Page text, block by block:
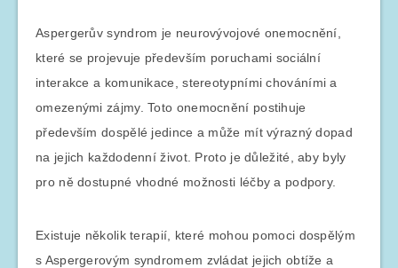
Aspergerův syndrom je neurovývojové onemocnění,
které se projevuje především poruchami sociální
interakce a komunikace, stereotypními chováními a
omezenými zájmy. Toto onemocnění postihuje
především dospělé jedince a může mít výrazný dopad
na jejich každodenní život. Proto je důležité, aby byly
pro ně dostupné vhodné možnosti léčby a podpory.
Existuje několik terapií, které mohou pomoci dospělým
s Aspergerovým syndromem zvládat jejich obtíže a